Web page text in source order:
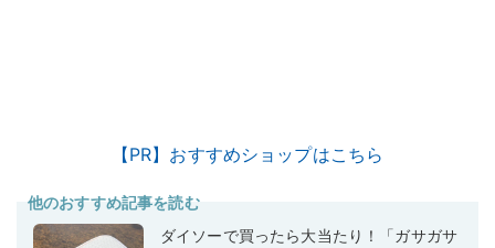
【PR】おすすめショップはこちら
他のおすすめ記事を読む
ダイソーで買ったら大当たり！「ガサガサ